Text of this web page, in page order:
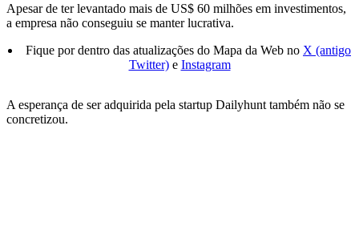
Apesar de ter levantado mais de US$ 60 milhões em investimentos,
a empresa não conseguiu se manter lucrativa.
Fique por dentro das atualizações do Mapa da Web no X (antigo
Twitter)e Instagram
A esperança de ser adquirida pela startup Dailyhunt também não se
concretizou.